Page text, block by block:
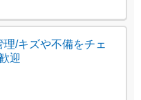
/キズや不備をチェ
迎